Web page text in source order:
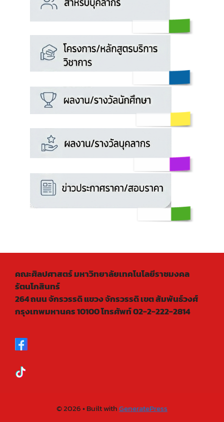
คณะศิลปศาสตร์ มหาวิทยาลัยเทคโนโลยีราชมงคล
รัตนโกสินทร์
264 ถนน จักรวรรดิ แขวง จักรวรรดิ เขต สัมพันธ์วงศ์
กรุงเทพมหานคร 10100 โทรศัพท์ 02-2-222-2814
© 2026• Built withGeneratePress